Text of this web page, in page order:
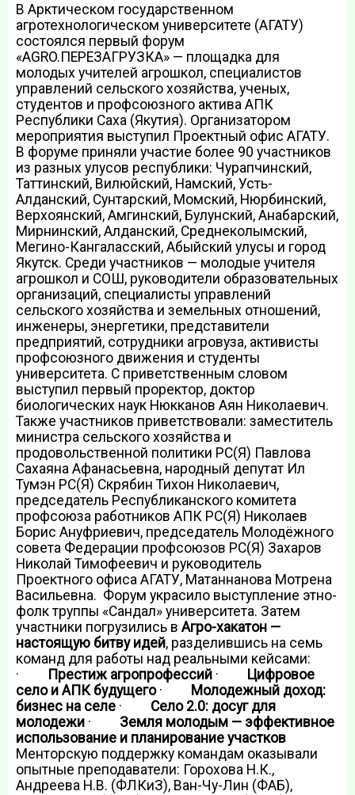
В Арктическом государственном
агротехнологическом университете (АГАТУ)
состоялся первый форум
«AGRO.ПЕРЕЗАГРУЗКА» — площадка для
молодых учителей агрошкол, специалистов
управлений сельского хозяйства, ученых,
студентов и профсоюзного актива АПК
Республики Саха (Якутия). Организатором
мероприятия выступил Проектный офис АГАТУ.
В форуме приняли участие более 90 участников
из разных улусов республики: Чурапчинский,
Таттинский, Вилюйский, Намский, Усть-
Алданский, Сунтарский, Момский, Нюрбинский,
Верхоянский, Амгинский, Булунский, Анабарский,
Мирнинский, Алданский, Среднеколымский,
Мегино-Кангаласский, Абыйский улусы и город
Якутск. Среди участников — молодые учителя
агрошкол и СОШ, руководители образовательных
организаций, специалисты управлений
сельского хозяйства и земельных отношений,
инженеры, энергетики, представители
предприятий, сотрудники агровуза, активисты
профсоюзного движения и студенты
университета. С приветственным словом
выступил первый проректор, доктор
биологических наук Нюкканов Аян Николаевич.
Также участников приветствовали: заместитель
министра сельского хозяйства и
продовольственной политики РС(Я) Павлова
Сахаяна Афанасьевна, народный депутат Ил
Тумэн РС(Я) Скрябин Тихон Николаевич,
председатель Республиканского комитета
профсоюза работников АПК РС(Я) Николаев
Борис Ануфриевич, председатель Молодёжного
совета Федерации профсоюзов РС(Я) Захаров
Николай Тимофеевич и руководитель
Проектного офиса АГАТУ, Матаннанова Мотрена
Васильевна. Форум украсило выступление этно-
фолк труппы «Сандал» университета. Затем
участники погрузились в Агро-хакатон —
настоящую битву идей, разделившись на семь
команд для работы над реальными кейсами:
· Престиж агропрофессий · Цифровое
село и АПК будущего ·
Молодежный доход:
бизнес на селе · Село 2.0: досуг для
молодежи · Земля молодым — эффективное
использование и планирование участков
Менторскую поддержку командам оказывали
опытные преподаватели: Горохова Н.К.,
Андреева Н.В. (ФЛКиЗ), Ван-Чу-Лин (ФАБ),